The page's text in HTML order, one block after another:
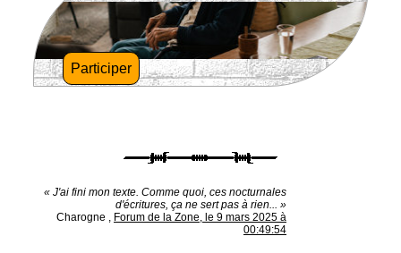
Participer
« J'ai fini mon texte. Comme quoi, ces nocturnales
d'écritures, ça ne sert pas à rien... »
Charogne , Forum de la Zone, le 9 mars 2025 à
00:49:54